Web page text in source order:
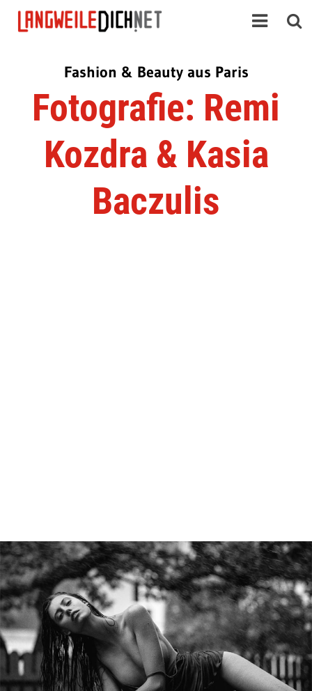
Fashion & Beauty aus Paris
Fotografie: Remi
Kozdra & Kasia
Baczulis